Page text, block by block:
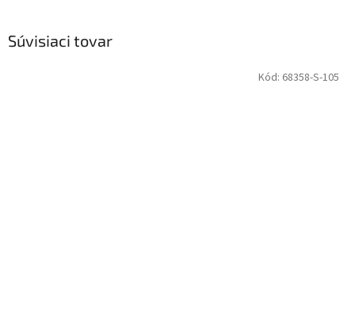
Súvisiaci tovar
Kód: 68358-S-105